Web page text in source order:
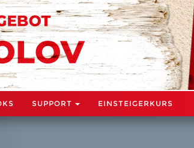
SUPPORT EINSTEIGERKURS